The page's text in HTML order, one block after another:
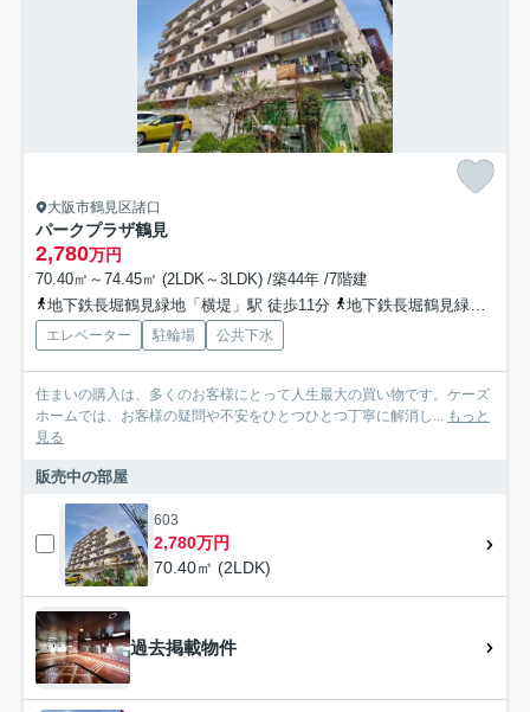
大阪市鶴見区諸口
パークプラザ鶴見
2,780万円
70.40㎡～74.45㎡ (2LDK～3LDK) /築44年 /7階建
地下鉄長堀鶴見緑地「横堤」駅 徒歩11分
地下鉄長堀鶴見緑地「鶴見緑地」駅 徒歩10分
エレベーター 駐輪場 公共下水
住まいの購入は、多くのお客様にとって人生最大の買い物です。ケーズ
ホームでは、お客様の疑問や不安をひとつひとつ丁寧に解消し...
もっと
見る
販売中の部屋
603
2,780万円
70.40㎡ (2LDK)
過去掲載物件